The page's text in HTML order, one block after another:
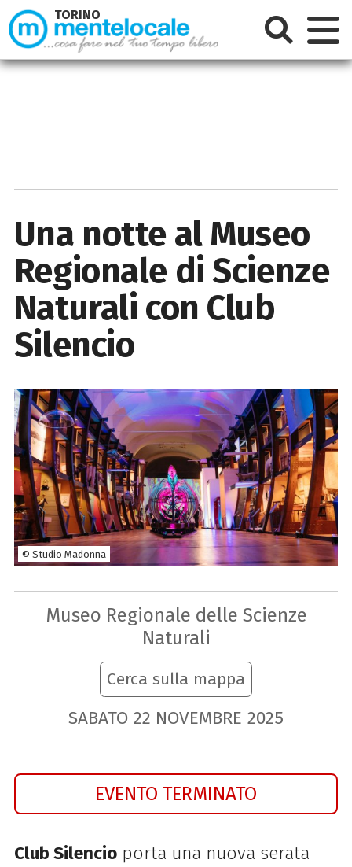
Una notte al Museo
Regionale di Scienze
Naturali con Club
Silencio
© Studio Madonna
Museo Regionale delle Scienze
Naturali
Cerca sulla mappa
SABATO 22 NOVEMBRE 2025
EVENTO TERMINATO
Club Silencioporta una nuova serata
TORINO